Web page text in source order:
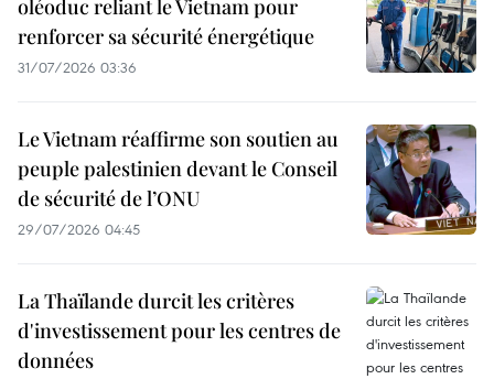
oléoduc reliant le Vietnam pour
renforcer sa sécurité énergétique
31/07/2026 03:36
Le Vietnam réaffirme son soutien au
peuple palestinien devant le Conseil
de sécurité de l’ONU
29/07/2026 04:45
La Thaïlande durcit les critères
d'investissement pour les centres de
données